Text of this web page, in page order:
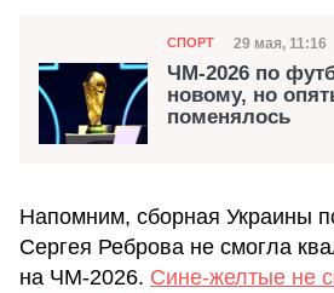
Категория
СПОРТ Дата
29 мая, 11:16
ЧМ-2026 по
новому, но
поменялось
Напомним, сборная Украины
Сергея Реброва не смогла
на ЧМ-2026. Сине-желтые не